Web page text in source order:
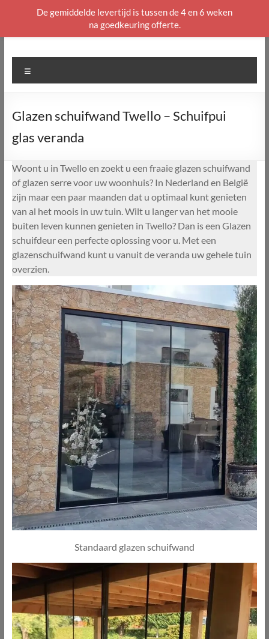
naar
Glazen schuifwand Twello – Schuifpui
glas veranda
Woont u in Twello en zoekt u een fraaie glazen schuifwand
of glazen serre voor uw woonhuis? In Nederland en België
zijn maar een paar maanden dat u optimaal kunt genieten
van al het moois in uw tuin. Wilt u langer van het mooie
buiten leven kunnen genieten in Twello? Dan is een Glazen
schuifdeur een perfecte oplossing voor u. Met een
glazenschuifwand kunt u vanuit de veranda uw gehele tuin
overzien.
Standaard glazen schuifwand
De gemiddelde levertijd is tussen de 4 en 6 weken
na goedkeuring offerte.